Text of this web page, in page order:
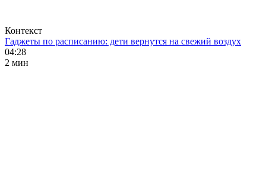
Контекст
Гаджеты по расписанию: дети вернутся на свежий воздух
04:28
2 мин